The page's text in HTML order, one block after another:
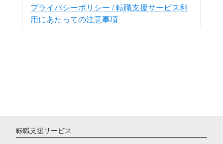
転職支援サービス